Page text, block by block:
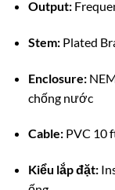
Output:
Stem:Plated
Enclosure:
chống nước
Cable:PVC 10
Kiểu lắp đặt: